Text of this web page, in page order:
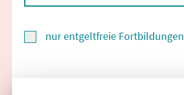
nur entgeltfreie